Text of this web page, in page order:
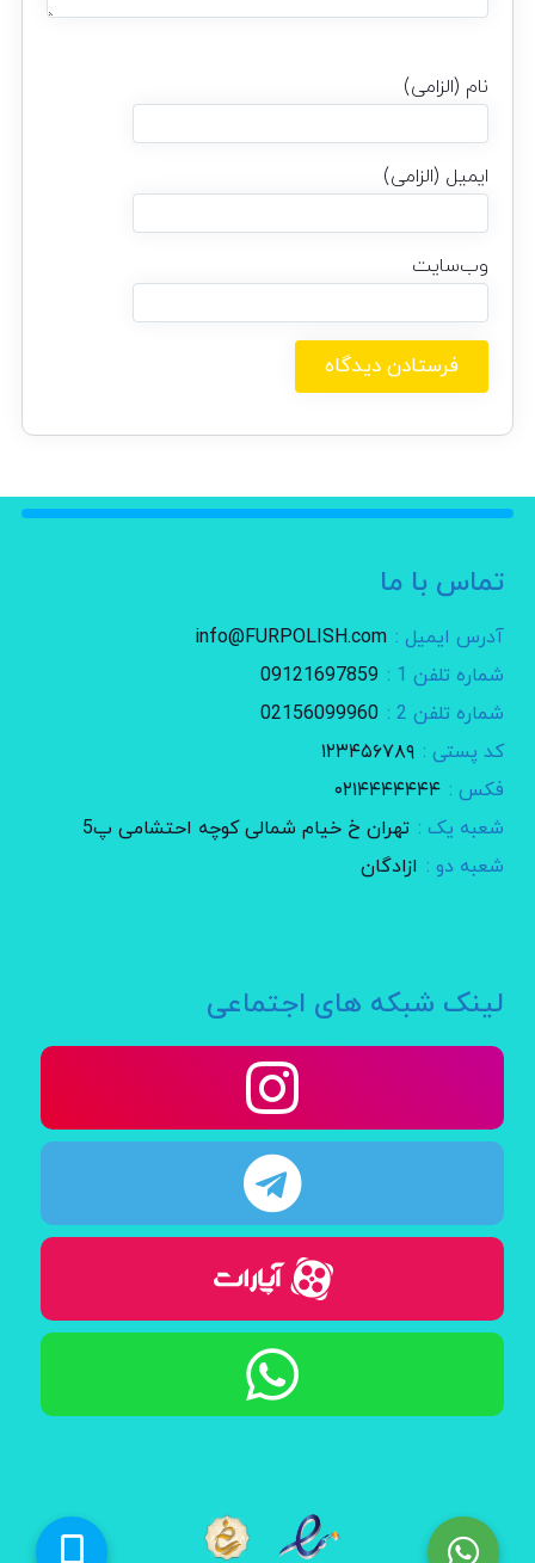
نام (الزامی)
ایمیل (الزامی)
وب‌سایت
تماس با ما
آدرس ایمیل : info@FURPOLISH.com
شماره تلفن 1 :
09121697859
شماره تلفن 2 :
02156099960
کد پستی : ۱۲۳۴۵۶۷۸۹
فکس : ۰۲۱۴۴۴۴۴۴۴
شعبه یک : تهران خ خیام شمالی کوچه احتشامی پ5
شعبه دو : ازادگان
لینک شبکه های اجتماعی